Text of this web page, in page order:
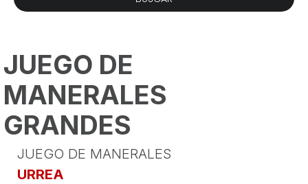
JUEGO DE
MANERALES
GRANDES
JUEGO DE MANERALES
URREA